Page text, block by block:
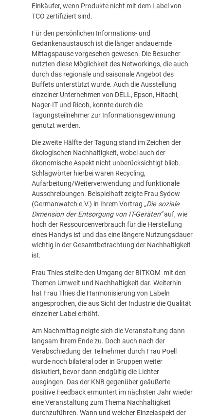
Einkäufer, wenn Produkte nicht mit dem Label von
TCO zertifiziert sind.
Für den persönlichen Informations- und
Gedankenaustausch ist die länger andauernde
Mittagspause vorgesehen gewesen. Die Besucher
nutzten diese Möglichkeit des Networkings, die auch
durch das regionale und saisonale Angebot des
Buffets unterstützt wurde. Auch die Ausstellung
einzelner Unternehmen von DELL, Epson, Hitachi,
Nager-ITund Ricoh, konnte durch die
Tagungsteilnehmer zur Informationsgewinnung
genutzt werden.
Die zweite Hälfte der Tagung stand im Zeichen der
ökologischen Nachhaltigkeit, wobei auch der
ökonomische Aspekt nicht unberücksichtigt blieb.
Schlagwörter hierbei waren Recycling,
Aufarbeitung/Weiterverwendung und funktionale
Ausschreibungen. Beispielhaft zeigte Frau Sydow
(Germanwatch e.V.) in Ihrem Vortrag „Die soziale
Dimension der Entsorgung von IT-Geräten“auf, wie
hoch der Ressourcenverbrauch für die Herstellung
eines Handys ist und das eine längere Nutzungsdauer
wichtig in der Gesamtbetrachtung der Nachhaltigkeit
ist.
Frau Thies stellte den Umgang der BITKOM mit den
Themen Umwelt und Nachhaltigkeit dar. Weiterhin
hat Frau Thies die Harmonisierung von Labeln
angesprochen, die aus Sicht der Industrie die Qualität
einzelner Label erhöht.
Am Nachmittag neigte sich die Veranstaltung dann
langsam ihrem Ende zu. Doch auch nach der
Verabschiedung der Teilnehmer durch Frau Poell
wurde noch bilateral oder in Gruppen weiter
diskutiert, bevor dann endgültig die Lichter
ausgingen. Das der KNB gegenüber geäußerte
positive Feedback ermuntert im nächsten Jahr wieder
eine Veranstaltung zum Thema Nachhaltigkeit
durchzuführen. Wann und welcher Einzelaspekt der